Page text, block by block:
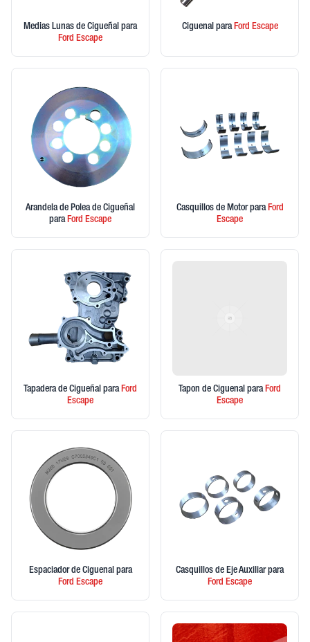
Medias Lunas de Cigueñal para
Ford Escape
Ciguenal paraFord Escape
Arandela de Polea de Cigueñal
paraFord Escape
Casquillos de Motor paraFord
Escape
Tapadera de Cigueñal paraFord
Escape
Tapon de Ciguenal paraFord
Escape
Espaciador de Ciguenal para
Ford Escape
Casquillos de Eje Auxiliar para
Ford Escape